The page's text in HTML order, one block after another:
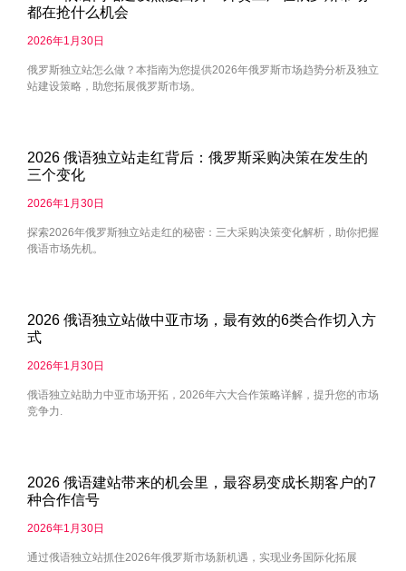
都在抢什么机会
2026年1月30日
俄罗斯独立站怎么做？本指南为您提供2026年俄罗斯市场趋势分析及独立
站建设策略，助您拓展俄罗斯市场。
2026 俄语独立站走红背后：俄罗斯采购决策在发生的
三个变化
2026年1月30日
探索2026年俄罗斯独立站走红的秘密：三大采购决策变化解析，助你把握
俄语市场先机。
2026 俄语独立站做中亚市场，最有效的6类合作切入方
式
2026年1月30日
俄语独立站助力中亚市场开拓，2026年六大合作策略详解，提升您的市场
竞争力.
2026 俄语建站带来的机会里，最容易变成长期客户的7
种合作信号
2026年1月30日
通过俄语独立站抓住2026年俄罗斯市场新机遇，实现业务国际化拓展